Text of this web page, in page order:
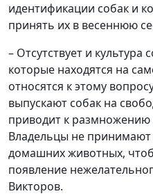
идентификации собак и
принять их в весеннюю
– Отсутствует и
которые находятся на
относятся к этому
выпускают собак на
приводит к размножению
Владельцы не
домашних животных,
появление
Викторов.